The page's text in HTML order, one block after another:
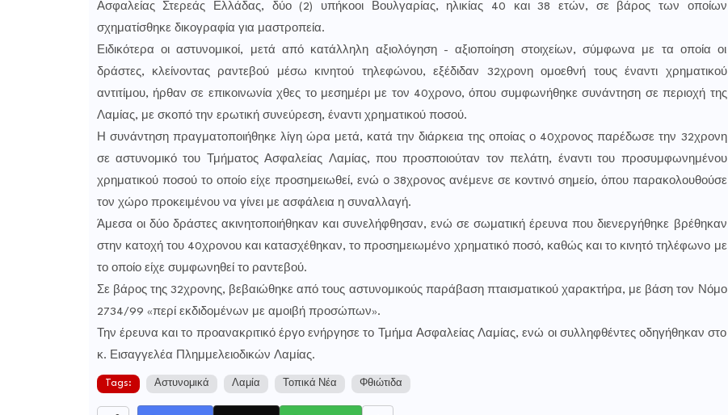
Ασφαλείας Στερεάς Ελλάδας, δύο (2) υπήκοοι Βουλγαρίας, ηλικίας 40 και 38 ετών, σε βάρος των οποίων
σχηματίσθηκε δικογραφία για μαστροπεία.
Ειδικότερα οι αστυνομικοί, μετά από κατάλληλη αξιολόγηση - αξιοποίηση στοιχείων, σύμφωνα με τα οποία οι
δράστες, κλείνοντας ραντεβού μέσω κινητού τηλεφώνου, εξέδιδαν 32χρονη ομοεθνή τους έναντι χρηματικού
αντιτίμου, ήρθαν σε επικοινωνία χθες το μεσημέρι με τον 40χρονο, όπου συμφωνήθηκε συνάντηση σε περιοχή της
Λαμίας, με σκοπό την ερωτική συνεύρεση, έναντι χρηματικού ποσού.
Η συνάντηση πραγματοποιήθηκε λίγη ώρα μετά, κατά την διάρκεια της οποίας ο 40χρονος παρέδωσε την 32χρονη
σε αστυνομικό του Τμήματος Ασφαλείας Λαμίας, που προσποιούταν τον πελάτη, έναντι του προσυμφωνημένου
χρηματικού ποσού το οποίο είχε προσημειωθεί, ενώ ο 38χρονος ανέμενε σε κοντινό σημείο, όπου παρακολουθούσε
τον χώρο προκειμένου να γίνει με ασφάλεια η συναλλαγή.
Άμεσα οι δύο δράστες ακινητοποιήθηκαν και συνελήφθησαν, ενώ σε σωματική έρευνα που διενεργήθηκε βρέθηκαν
στην κατοχή του 40χρονου και κατασχέθηκαν, το προσημειωμένο χρηματικό ποσό, καθώς και το κινητό τηλέφωνο με
το οποίο είχε συμφωνηθεί το ραντεβού.
Σε βάρος της 32χρονης, βεβαιώθηκε από τους αστυνομικούς παράβαση πταισματικού χαρακτήρα, με βάση τον Νόμο
2734/99 «περί εκδιδομένων με αμοιβή προσώπων».
Την έρευνα και το προανακριτικό έργο ενήργησε το Τμήμα Ασφαλείας Λαμίας, ενώ οι συλληφθέντες οδηγήθηκαν στο
κ. Εισαγγελέα Πλημμελειοδικών Λαμίας.
Tags: Αστυνομικά Λαμία Τοπικά Νέα Φθιώτιδα